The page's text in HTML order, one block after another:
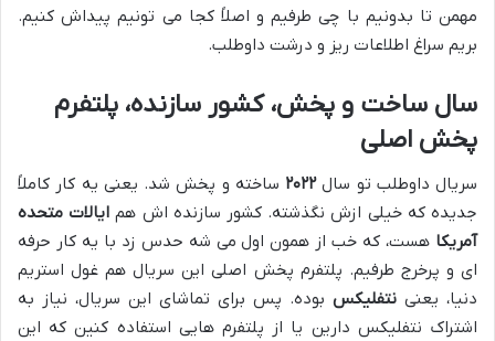
مهمن تا بدونیم با چی طرفیم و اصلاً کجا می تونیم پیداش کنیم.
بریم سراغ اطلاعات ریز و درشت داوطلب.
سال ساخت و پخش، کشور سازنده، پلتفرم
پخش اصلی
سریال داوطلب تو سال۲۰۲۲ ساخته و پخش شد. یعنی یه کار کاملاً
جدیده که خیلی ازش نگذشته. کشور سازنده اش هم ایالات متحده
آمریکا هست، که خب از همون اول می شه حدس زد با یه کار حرفه
ای و پرخرج طرفیم. پلتفرم پخش اصلی این سریال هم غول استریم
دنیا، یعنی نتفلیکس بوده. پس برای تماشای این سریال، نیاز به
اشتراک نتفلیکس دارین یا از پلتفرم هایی استفاده کنین که این